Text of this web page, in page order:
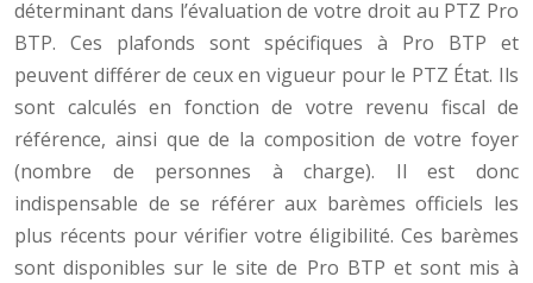
déterminant dans l’évaluation de votre droit au PTZ Pro
BTP. Ces plafonds sont spécifiques à Pro BTP et
peuvent différer de ceux en vigueur pour le PTZ État. Ils
sont calculés en fonction de votre revenu fiscal de
référence, ainsi que de la composition de votre foyer
(nombre de personnes à charge). Il est donc
indispensable de se référer aux barèmes officiels les
plus récents pour vérifier votre éligibilité. Ces barèmes
sont disponibles sur le site de Pro BTP et sont mis à